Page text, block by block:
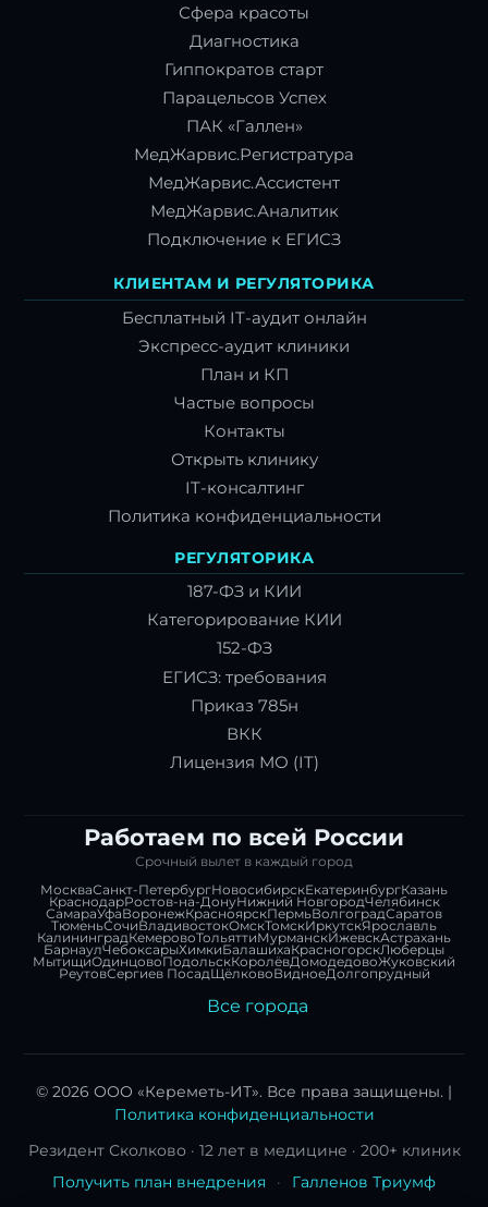
Сфера красоты
Диагностика
Гиппократов старт
Парацельсов Успех
ПАК «Галлен»
МедЖарвис.Регистратура
МедЖарвис.Ассистент
МедЖарвис.Аналитик
Подключение к ЕГИСЗ
КЛИЕНТАМ И РЕГУЛЯТОРИКА
Бесплатный IT-аудит онлайн
Экспресс-аудит клиники
План и КП
Частые вопросы
Контакты
Открыть клинику
IT-консалтинг
Политика конфиденциальности
РЕГУЛЯТОРИКА
187-ФЗ и КИИ
Категорирование КИИ
152-ФЗ
ЕГИСЗ: требования
Приказ 785н
ВКК
Лицензия МО (IT)
Работаем по всей России
Срочный вылет в каждый город
МоскваСанкт-ПетербургНовосибирскЕкатеринбургКазань
КраснодарРостов-на-ДонуНижний НовгородЧелябинск
СамараУфаВоронежКрасноярскПермьВолгоградСаратов
ТюменьСочиВладивостокОмскТомскИркутскЯрославль
КалининградКемеровоТольяттиМурманскИжевскАстрахань
БарнаулЧебоксарыХимкиБалашихаКрасногорскЛюберцы
МытищиОдинцовоПодольскКоролёвДомодедовоЖуковский
РеутовСергиев ПосадЩёлковоВидноеДолгопрудный
Все города
© 2026 ООО «Кереметь-ИТ». Все права защищены. |
Политика конфиденциальности
Резидент Сколково · 12 лет в медицине · 200+ клиник
Получить план внедрения
· Галленов Триумф